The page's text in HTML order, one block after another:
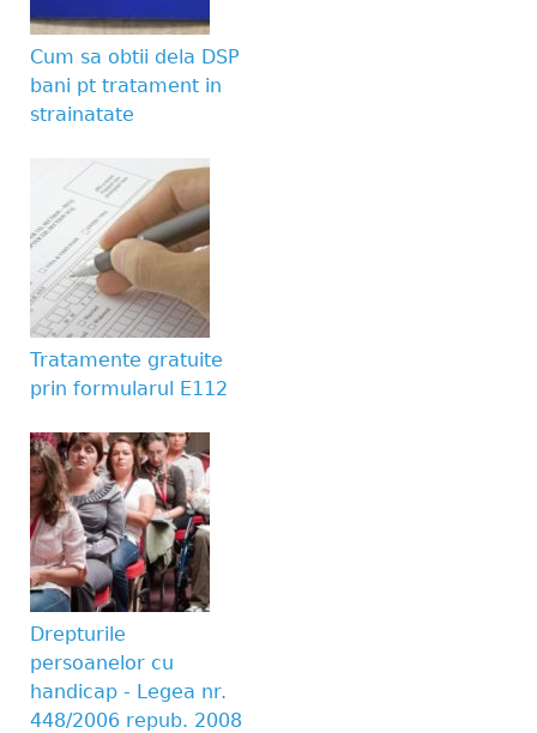
Cum sa obtii dela DSP
bani pt tratament in
strainatate
Tratamente gratuite
prin formularul E112
Drepturile
persoanelor cu
handicap - Legea nr.
448/2006 repub. 2008